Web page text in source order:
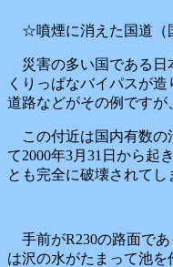
☆噴煙に消えた国道（
災害の多い国である日
くりっぱなバイパスが
道路などがその例です
この付近は国内有数の
て2000年3月31日から起
とも完全に破壊されてし
手前がR230の路面で
は沢の水がたまって池